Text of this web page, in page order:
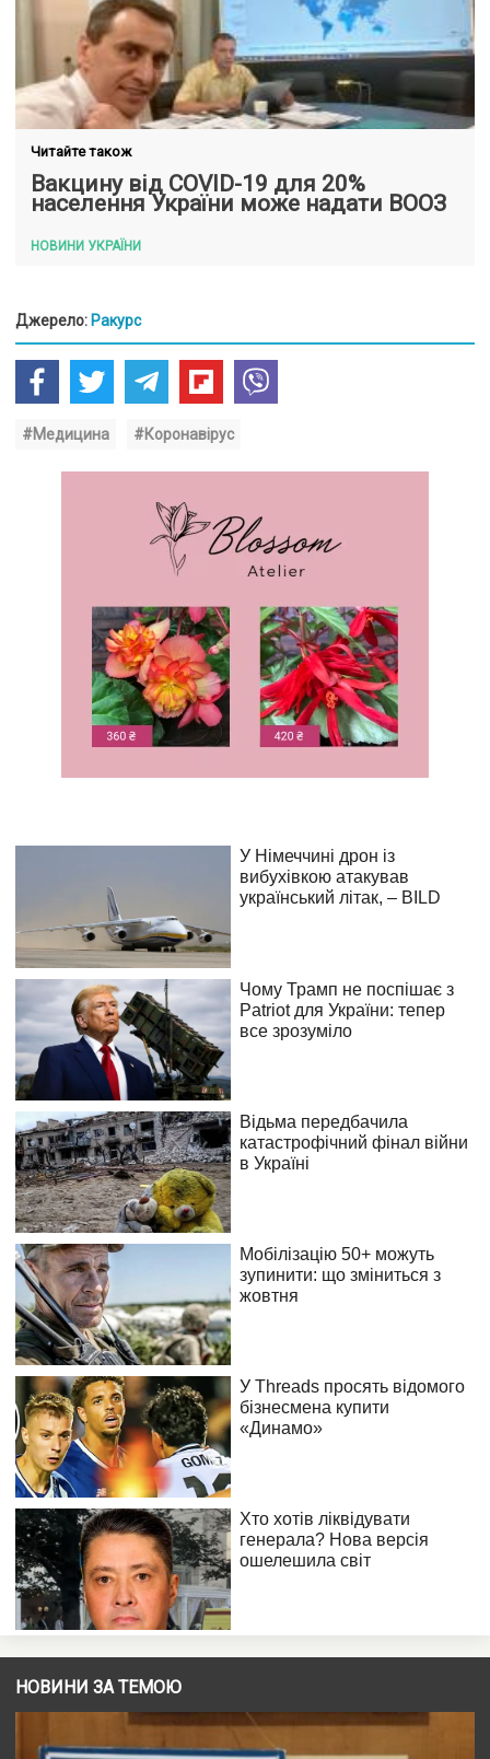
Читайте також
Вакцину від COVID-19 для 20%
населення України може надати ВООЗ
НОВИНИ УКРАЇНИ
Джерело: Ракурс
#Медицина #Коронавірус
НОВИНИ ЗА ТЕМОЮ